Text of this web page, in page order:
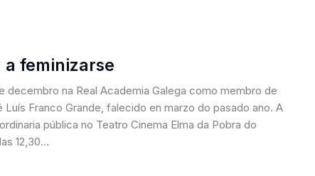
a feminizarse
decembro na Real Academia Galega como membro de
Franco Grande, falecido en marzo do pasado ano. A
pública no Teatro Cinema Elma da Pobra do
12,30…